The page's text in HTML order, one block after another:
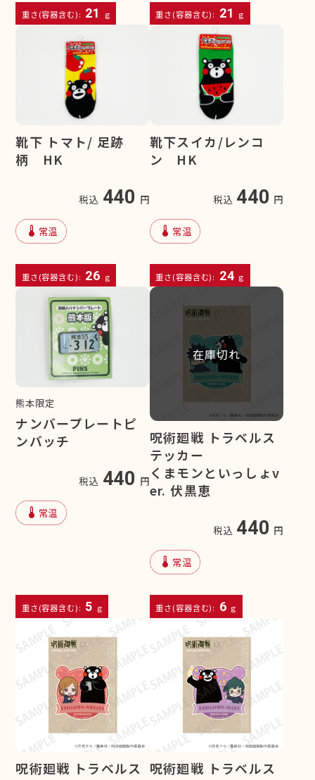
重さ(容器含む): 21 g 重さ(容器含む): 21 g
靴下 トマト/ 足跡
柄 HK
税込 440 円
device_thermostat 常温
重さ(容器含む): 26 g
靴下スイカ/レンコ
ン HK
税込 440 円
device_thermostat 常温
重さ(容器含む): 24 g
熊本限定
ナンバープレートピ
ンバッチ
税込 440 円
device_thermostat 常温
重さ(容器含む): 5 g
在庫切れ
呪術廻戦 トラベルス
テッカー
くまモンといっしょv
er. 伏黒恵
税込 440 円
device_thermostat 常温
重さ(容器含む): 6 g
呪術廻戦 トラベルス
呪術廻戦 トラベルス